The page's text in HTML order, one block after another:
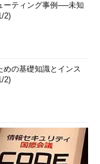
ーティング事例──未知
2)
めの基礎知識とインス
2)